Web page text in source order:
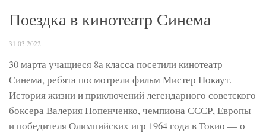
Поездка в кинотеатр Синема
31.03.2022
30 марта учащиеся 8а класса посетили кинотеатр
Синема, ребята посмотрели фильм Мистер Нокаут.
История жизни и приключений легендарного советского
боксера Валерия Попенченко, чемпиона СССР, Европы
и победителя Олимпийских игр 1964 года в Токио — о